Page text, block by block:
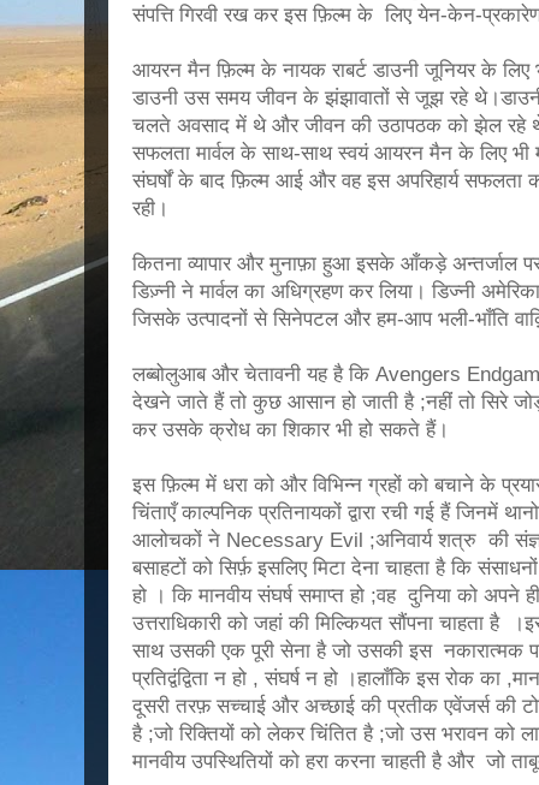
संपत्ति गिरवी रख कर इस फ़िल्म के लिए येन-केन-
आयरन मैन फ़िल्म के नायक राबर्ट डाउनी जूनियर के लिए
डाउनी उस समय जीवन के झंझावातों से जूझ रहे
चलते अवसाद में थे और जीवन की उठापठक को झेल रहे
सफलता मार्वल के साथ-साथ स्वयं आयरन मैन के लिए भी
संघर्षों के बाद फ़िल्म आई और वह इस अपरिहार्य सफलता
रही।
कितना व्यापार और मुनाफ़ा हुआ इसके आँकड़े अन्तर्जाल
डिज़्नी ने मार्वल का अधिग्रहण कर लिया। डिज्नी
जिसके उत्पादनों से सिनेपटल और हम-आप भली-भाँति
लब्बोलुआब और चेतावनी यह है कि Avengers
देखने जाते हैं तो कुछ आसान हो जाती है ;नहीं तो सिरे
कर उसके क्रोध का शिकार भी हो सकते हैं।
इस फ़िल्म में धरा को और विभिन्न ग्रहों को बचाने के
चिंताएँ काल्पनिक प्रतिनायकों द्वारा रची गई हैं जिनमें
आलोचकों ने Necessary Evil ;अनिवार्य शत्रु की
बसाहटों को सिर्फ़ इसलिए मिटा देना चाहता है कि संसाधनों
हो । कि मानवीय संघर्ष समाप्त हो ;वह दुनिया को
उत्तराधिकारी को जहां की मिल्कियत सौंपना चाहता
साथ उसकी एक पूरी सेना है जो उसकी इस नकारात्मक
प्रतिद्वंद्विता न हो , संघर्ष न हो ।हालाँकि इस रोक का
दूसरी तरफ़ सच्चाई और अच्छाई की प्रतीक एवेंजर्स की
है ;जो रिक्तियों को लेकर चिंतित है ;जो उस भरावन को
मानवीय उपस्थितियों को हरा करना चाहती है और जो